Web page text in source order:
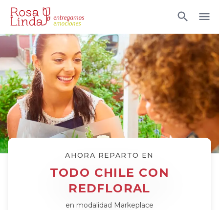
AHORA REPARTO EN
TODO CHILE CON
REDFLORAL
en modalidad Markeplace